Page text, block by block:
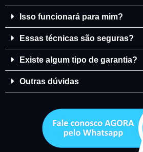
Isso funcionará para mim?
Essas técnicas são seguras?
Existe algum tipo de garantia?
Outras dúvidas